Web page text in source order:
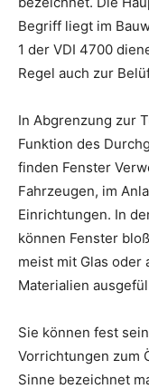
Begriff liegt im
1 der VDI 4700
Regel auch zur
In Abgrenzung zur
Funktion des
finden Fenster
Fahrzeugen, im
Einrichtungen. In
können Fenster
meist mit Glas oder
Materialien
Sie können fest
Vorrichtungen zum
Sinne bezeichnet